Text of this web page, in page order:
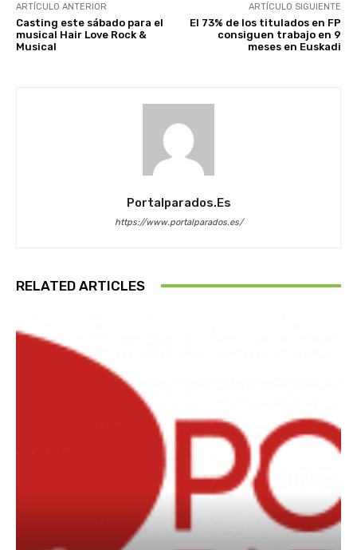
ARTÍCULO ANTERIOR
Casting este sábado para el
musical Hair Love Rock &
Musical
ARTÍCULO SIGUIENTE
El 73% de los titulados en FP
consiguen trabajo en 9
meses en Euskadi
Portalparados.es
https://www.portalparados.es/
RELATED ARTICLES